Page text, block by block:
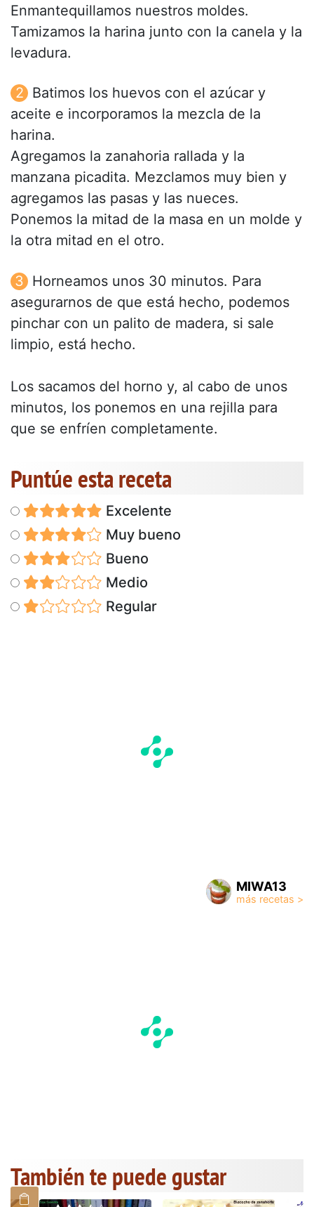
Enmantequillamos nuestros moldes.
Tamizamos la harina junto con la canela y la
levadura.
Batimos los huevos con el azúcar y
aceite e incorporamos la mezcla de la
harina.
Agregamos la zanahoria rallada y la
manzana picadita. Mezclamos muy bien y
agregamos las pasas y las nueces.
Ponemos la mitad de la masa en un molde y
la otra mitad en el otro.
Horneamos unos 30 minutos. Para
asegurarnos de que está hecho, podemos
pinchar con un palito de madera, si sale
limpio, está hecho.
Los sacamos del horno y, al cabo de unos
minutos, los ponemos en una rejilla para
que se enfríen completamente.
Puntúe esta receta
Excelente
Muy bueno
Bueno
Medio
Regular
MIWA13
También te puede gustar